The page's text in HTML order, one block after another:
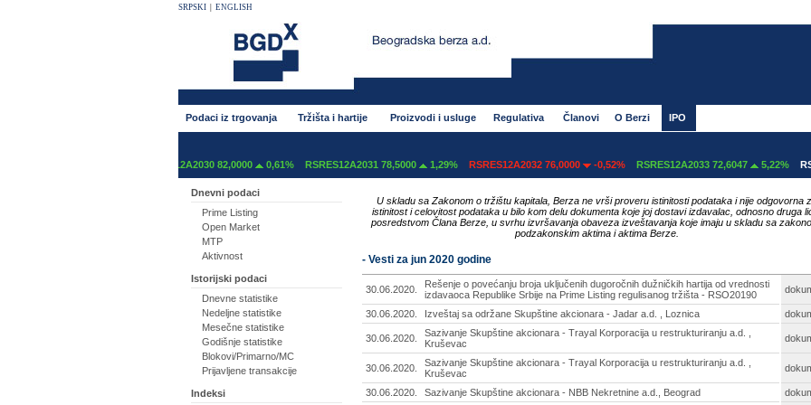
SRPSKI ENGLISH
Podaci iz trgovanja Tržišta i hartije Proizvodi i usluge Regulativa Članovi O Berzi IPO
RSRES12A2030 82,0000 0,61% RSRES12A2031 78,5000 1,29% RSRES12A2032 76,0000 -0,52% RSRES12A2033 72,6047 5,22%
Dnevni podaci
Prime Listing
Open Market
MTP
Aktivnost
Istorijski podaci
Dnevne statistike
Nedeljne statistike
Mesečne statistike
Godišnje statistike
Blokovi/Primarno/MC
Prijavljene transakcije
Indeksi
U skladu sa Zakonom o tržištu kapitala, Berza ne vrši proveru istinitosti podataka i nije odgovorna
istinitost i celovitost podataka u bilo kom delu dokumenta koje joj dostavi izdavalac, odnosno druga
posredstvom Člana Berze, u svrhu izvršavanja obaveza izveštavanja koje imaju u skladu sa
podzakonskim aktima i aktima Berze.
- Vesti za jun 2020 godine
30.06.2020.
Rešenje o povećanju broja uključenih dugoročnih dužničkih hartija od vrednosti
izdavaoca Republike Srbije na Prime Listing regulisanog tržišta - RSO20190
30.06.2020. Izveštaj sa održane Skupštine akcionara - Jadar a.d. , Loznica
30.06.2020.
Sazivanje Skupštine akcionara - Trayal Korporacija u restrukturiranju a.d. ,
Kruševac
30.06.2020.
Sazivanje Skupštine akcionara - Trayal Korporacija u restrukturiranju a.d. ,
Kruševac
30.06.2020. Sazivanje Skupštine akcionara - NBB Nekretnine a.d., Beograd